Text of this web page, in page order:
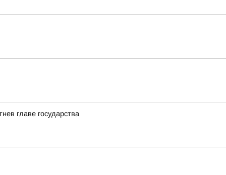
главе государства